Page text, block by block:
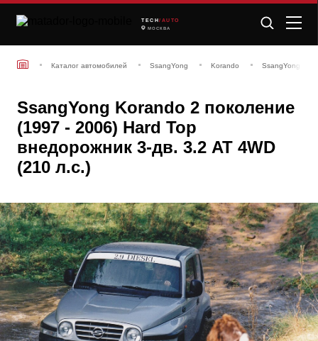
TECH /AUTO
МОСКВА
Каталог автомобилей SsangYong Korando SsangYong
SsangYong Korando 2 поколение
(1997 - 2006) Hard Top
внедорожник 3-дв. 3.2 AT 4WD
(210 л.с.)